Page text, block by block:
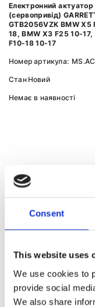
Consent
This website uses
We use cookies to
provide social
We also share
Електронний актуатор
(сервопривід)
GTB2056VZK BMW X5
18, BMW X3 F25 10-17,
F10-18 10-17
Номер артикула:
Стан Новий
Немає в наявності
BMW
Електронний
(сервопривід) 1
Електронний
(сервопривід) 3